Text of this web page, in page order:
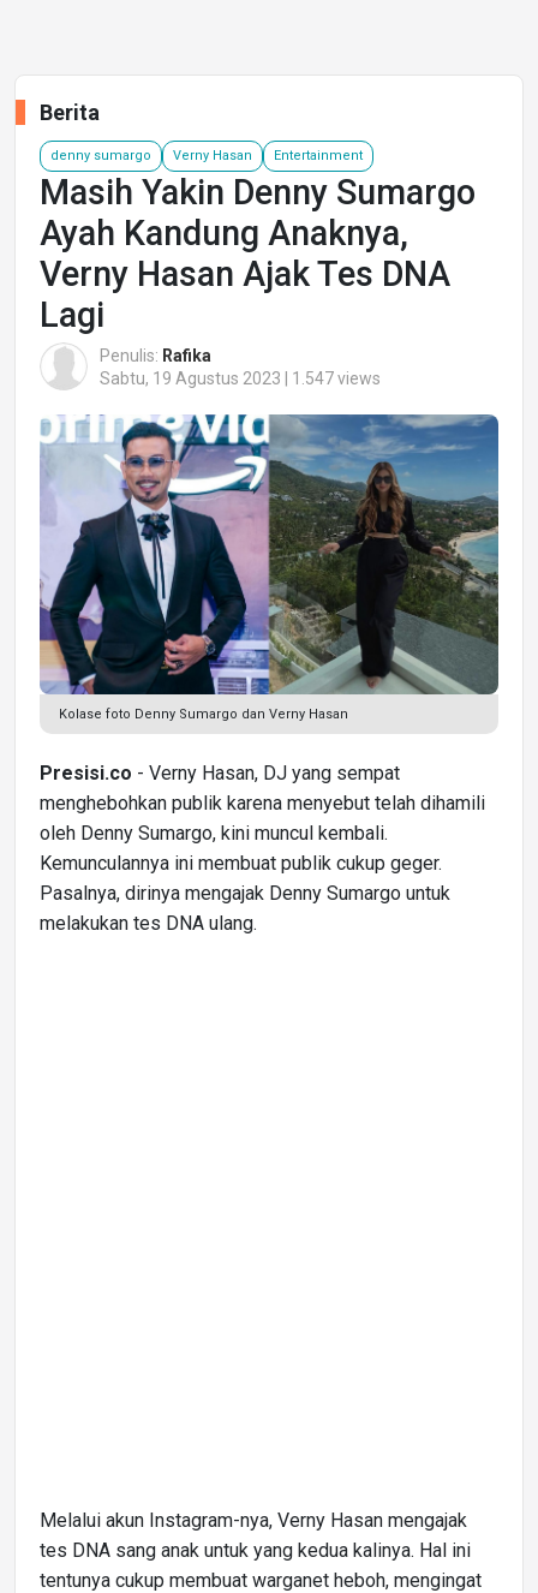
Berita
denny sumargo Verny Hasan Entertainment
Masih Yakin Denny Sumargo
Ayah Kandung Anaknya,
Verny Hasan Ajak Tes DNA
Lagi
Penulis: Rafika
Sabtu, 19 Agustus 2023 | 1.547 views
Kolase foto Denny Sumargo dan Verny Hasan
Presisi.co - Verny Hasan, DJ yang sempat
menghebohkan publik karena menyebut telah dihamili
oleh Denny Sumargo, kini muncul kembali.
Kemunculannya ini membuat publik cukup geger.
Pasalnya, dirinya mengajak Denny Sumargo untuk
melakukan tes DNA ulang.
Melalui akun Instagram-nya, Verny Hasan mengajak
tes DNA sang anak untuk yang kedua kalinya. Hal ini
tentunya cukup membuat warganet heboh, mengingat